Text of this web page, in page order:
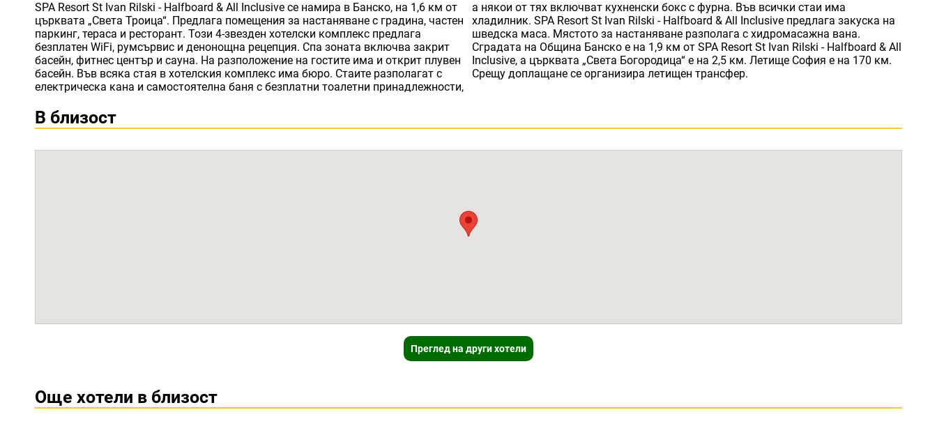
SPA Resort St Ivan Rilski - Halfboard & All Inclusive се намира в Банско, на 1,6 км от
църквата „Света Троица“. Предлага помещения за настаняване с градина, частен
паркинг, тераса и ресторант. Този 4-звезден хотелски комплекс предлага
безплатен WiFi, румсървис и денонощна рецепция. Спа зоната включва закрит
басейн, фитнес център и сауна. На разположение на гостите има и открит плувен
басейн. Във всяка стая в хотелския комплекс има бюро. Стаите разполагат с
електрическа кана и самостоятелна баня с безплатни тоалетни принадлежности,
а някои от тях включват кухненски бокс с фурна. Във всички стаи има
хладилник. SPA Resort St Ivan Rilski - Halfboard & All Inclusive предлага закуска на
шведска маса. Мястото за настаняване разполага с хидромасажна вана.
Сградата на Община Банско е на 1,9 км от SPA Resort St Ivan Rilski - Halfboard & All
Inclusive, а църквата „Света Богородица“ е на 2,5 км. Летище София е на 170 км.
Срещу доплащане се организира летищен трансфер.
В близост
Преглед на други хотели
Още хотели в близост